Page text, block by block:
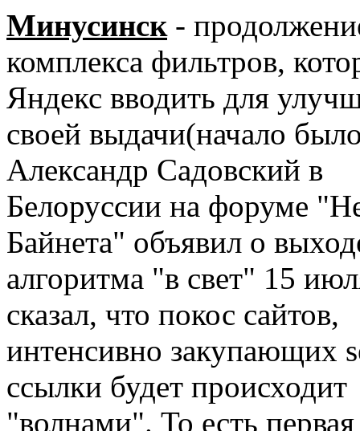
Минусинск-
комплекса фильтров,
Яндекс вводить для
своей выдачи(начало
Александр Садовский в
Белоруссии на форуме
Байнета" объявил о
алгоритма "в свет" 15
сказал, что покос сайтов,
интенсивно закупающих
ссылки будет происходит
"волнами". То есть